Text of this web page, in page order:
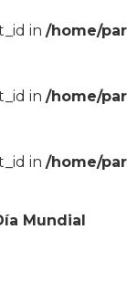
in/home/
in/home/
in/home/
Mundial